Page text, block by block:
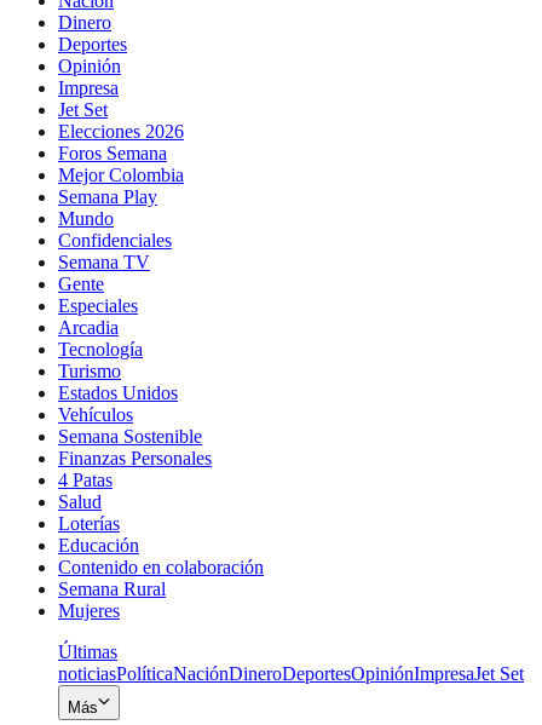
Dinero
Deportes
Opinión
Impresa
Jet Set
Elecciones 2026
Foros Semana
Mejor Colombia
Semana Play
Mundo
Confidenciales
Semana TV
Gente
Especiales
Arcadia
Tecnología
Turismo
Estados Unidos
Vehículos
Semana Sostenible
Finanzas Personales
4 Patas
Salud
Loterías
Educación
Contenido en colaboración
Semana Rural
Mujeres
Últimas
noticiasPolíticaNaciónDineroDeportesOpiniónImpresaJet Set
Más